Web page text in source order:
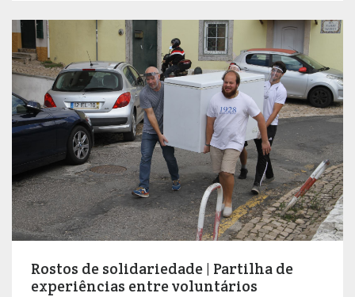
Rostos de solidariedade | Partilha de
experiências entre voluntários